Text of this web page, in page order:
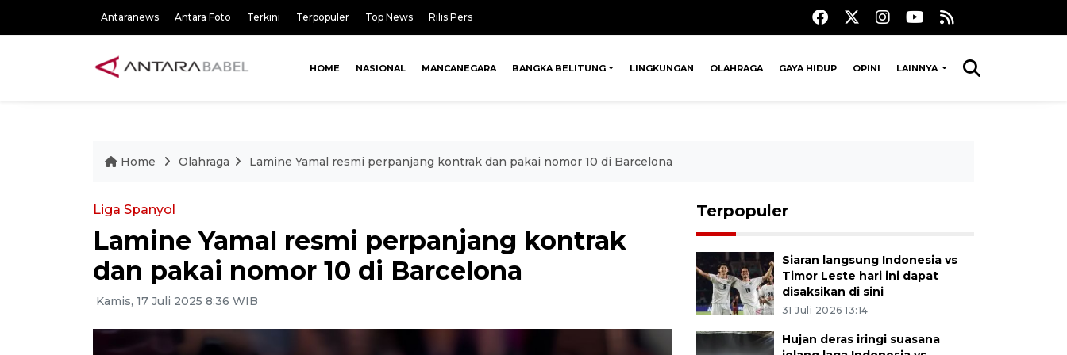
Antaranews Antara Foto Terkini Terpopuler Top News Rilis Pers
HOME NASIONAL MANCANEGARA BANGKA BELITUNG LINGKUNGAN OLAHRAGA GAYA HIDUP OPINI LAINNYA
Home Olahraga Lamine Yamal resmi perpanjang kontrak dan pakai nomor 10 di Barcelona
Liga Spanyol
Lamine Yamal resmi perpanjang kontrak
dan pakai nomor 10 di Barcelona
Kamis, 17 Juli 2025 8:36 WIB
Terpopuler
Siaran langsung Indonesia vs
Timor Leste hari ini dapat
disaksikan di sini
31 Juli 2026 13:14
Hujan deras iringi suasana